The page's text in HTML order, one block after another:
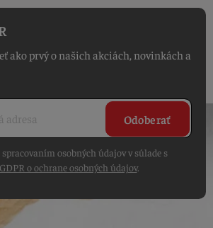
ako prvý o našich akciách, novinkách a
Odoberať
osobných údajov v súlade s
o ochrane osobných údajov.